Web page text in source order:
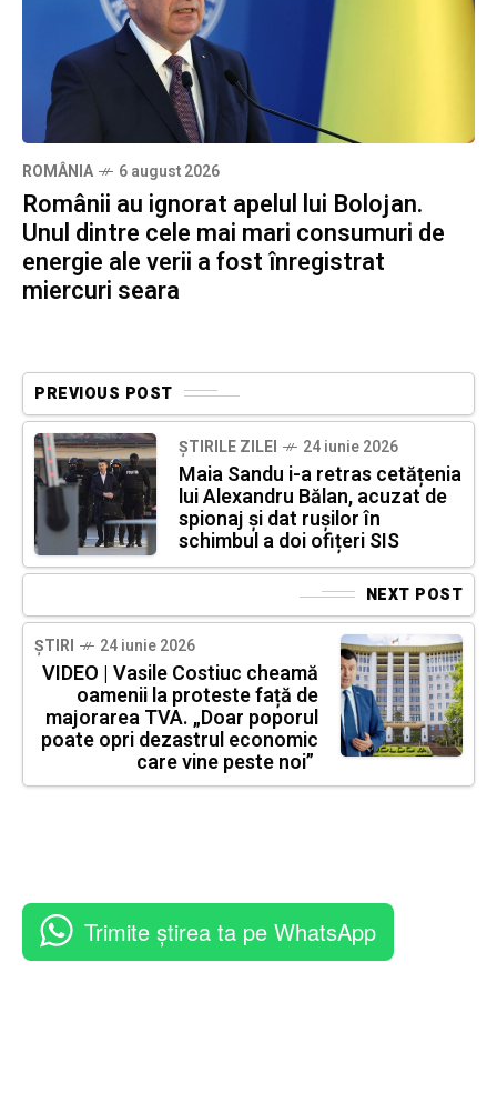
ROMÂNIA 6 august 2026
Românii au ignorat apelul lui Bolojan.
Unul dintre cele mai mari consumuri de
energie ale verii a fost înregistrat
miercuri seara
PREVIOUS POST
ȘTIRILE ZILEI 24 iunie 2026
Maia Sandu i-a retras cetățenia
lui Alexandru Bălan, acuzat de
spionaj și dat rușilor în
schimbul a doi ofițeri SIS
NEXT POST
ȘTIRI 24 iunie 2026
VIDEO | Vasile Costiuc cheamă
oamenii la proteste față de
majorarea TVA. „Doar poporul
poate opri dezastrul economic
care vine peste noi”
Trimite știrea ta pe WhatsApp